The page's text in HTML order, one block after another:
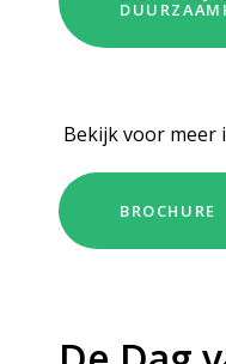
Bekijk voor meer
BROCHURE